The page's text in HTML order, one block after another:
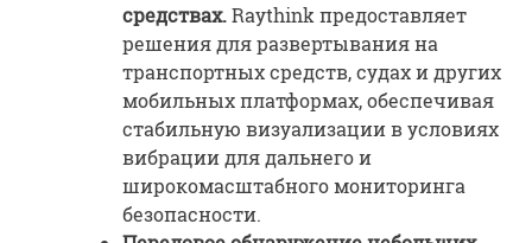
средствах.Raythink предоставляет
решения для развертывания на
транспортных средств, судах и других
мобильных платформах, обеспечивая
стабильную визуализации в условиях
вибрации для дальнего и
широкомасштабного мониторинга
безопасности.